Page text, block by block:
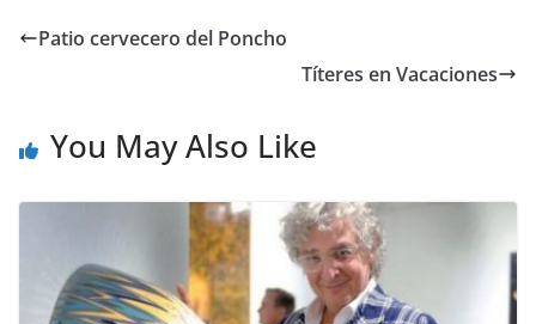
Patio cervecero del Poncho
Títeres en Vacaciones
You May Also Like